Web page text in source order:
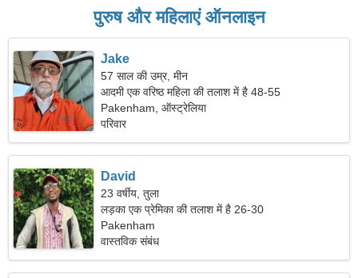
पुरुष और महिलाएं ऑनलाइन
Jake
57 साल की उम्र, मीन
आदमी एक वरिष्ठ महिला की तलाश में है 48-55
Pakenham, ऑस्ट्रेलिया
परिवार
David
23 वर्षीय, तुला
लड़का एक प्रेमिका की तलाश में है 26-30
Pakenham
वास्तविक संबंध